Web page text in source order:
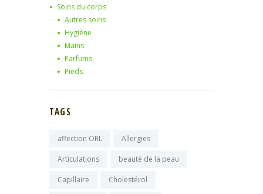
Soins du corps
Autres soins
Hygiène
Mains
Parfums
Pieds
TAGS
affection ORL Allergies
Articulations beauté de la peau
Capillaire Cholestérol